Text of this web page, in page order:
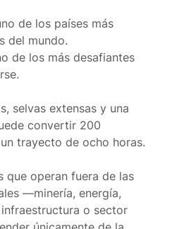
de los países más
del mundo.
de los más desafiantes
selvas extensas y una
convertir 200
trayecto de ocho horas.
que operan fuera de las
—minería, energía,
o sector